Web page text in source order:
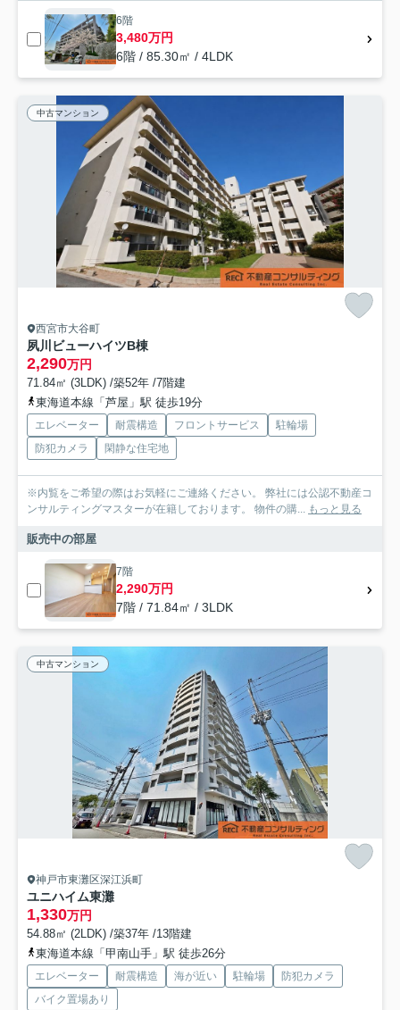
6階
3,480万円
6階 / 85.30㎡ / 4LDK
中古マンション
西宮市大谷町
夙川ビューハイツB棟
2,290万円
71.84㎡ (3LDK) /築52年 /7階建
東海道本線「芦屋」駅 徒歩19分
エレベーター 耐震構造 フロントサービス
駐輪場
防犯カメラ
閑静な住宅地
※内覧をご希望の際はお気軽にご連絡ください。 弊社には公認不動産コ
ンサルティングマスターが在籍しております。 物件の購... もっと見る
販売中の部屋
7階
2,290万円
7階 / 71.84㎡ / 3LDK
中古マンション
神戸市東灘区深江浜町
ユニハイム東灘
1,330万円
54.88㎡ (2LDK) /築37年 /13階建
東海道本線「甲南山手」駅 徒歩26分
エレベーター 耐震構造 海が近い 駐輪場
防犯カメラ
バイク置場あり